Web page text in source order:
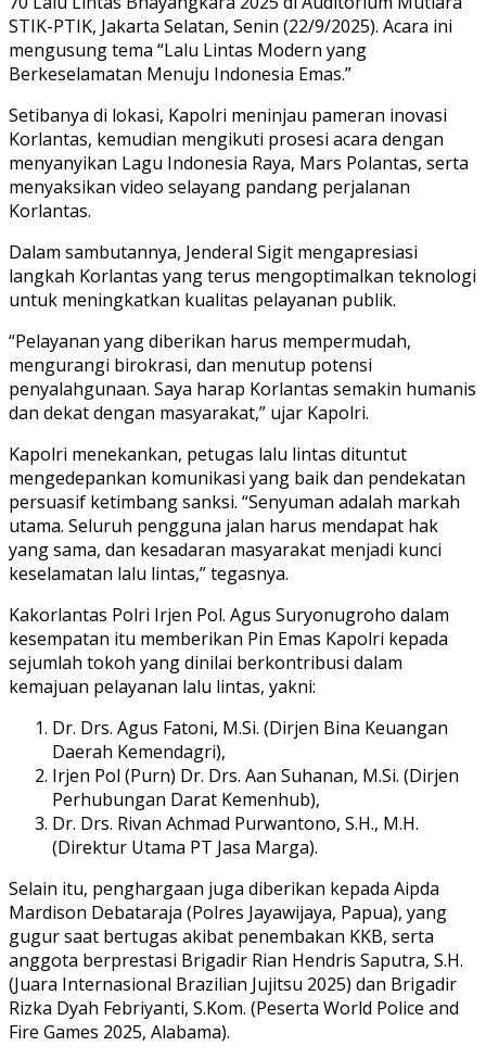
STIK-PTIK, Jakarta Selatan, Senin (22/9/2025). Acara ini
mengusung tema “Lalu Lintas Modern yang
Berkeselamatan Menuju Indonesia Emas.”
Setibanya di lokasi, Kapolri meninjau pameran inovasi
Korlantas, kemudian mengikuti prosesi acara dengan
menyanyikan Lagu Indonesia Raya, Mars Polantas, serta
menyaksikan video selayang pandang perjalanan
Korlantas.
Dalam sambutannya, Jenderal Sigit mengapresiasi
langkah Korlantas yang terus mengoptimalkan teknologi
untuk meningkatkan kualitas pelayanan publik.
“Pelayanan yang diberikan harus mempermudah,
mengurangi birokrasi, dan menutup potensi
penyalahgunaan. Saya harap Korlantas semakin humanis
dan dekat dengan masyarakat,” ujar Kapolri.
Kapolri menekankan, petugas lalu lintas dituntut
mengedepankan komunikasi yang baik dan pendekatan
persuasif ketimbang sanksi. “Senyuman adalah markah
utama. Seluruh pengguna jalan harus mendapat hak
yang sama, dan kesadaran masyarakat menjadi kunci
keselamatan lalu lintas,” tegasnya.
Kakorlantas Polri Irjen Pol. Agus Suryonugroho dalam
kesempatan itu memberikan Pin Emas Kapolri kepada
sejumlah tokoh yang dinilai berkontribusi dalam
kemajuan pelayanan lalu lintas, yakni:
Dr. Drs. Agus Fatoni, M.Si. (Dirjen Bina Keuangan
Daerah Kemendagri),
Irjen Pol (Purn) Dr. Drs. Aan Suhanan, M.Si. (Dirjen
Perhubungan Darat Kemenhub),
Dr. Drs. Rivan Achmad Purwantono, S.H., M.H.
(Direktur Utama PT Jasa Marga).
Selain itu, penghargaan juga diberikan kepada Aipda
Mardison Debataraja (Polres Jayawijaya, Papua), yang
gugur saat bertugas akibat penembakan KKB, serta
anggota berprestasi Brigadir Rian Hendris Saputra, S.H.
(Juara Internasional Brazilian Jujitsu 2025) dan Brigadir
Rizka Dyah Febriyanti, S.Kom. (Peserta World Police and
Fire Games 2025, Alabama).